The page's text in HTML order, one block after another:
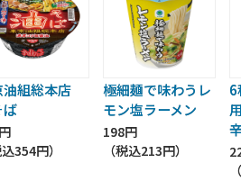
油組総本店
ば
込354円）
極細麺で味わうレ
モン塩ラーメン
198円
（税込213円）
6